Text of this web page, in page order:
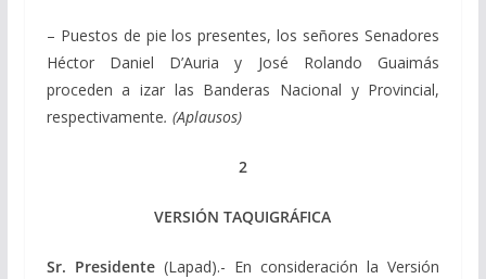
– Puestos de pie los presentes, los señores Senadores
Héctor Daniel D’Auria y José Rolando Guaimás
proceden a izar las Banderas Nacional y Provincial,
respectivamente. (Aplausos)
2
VERSIÓN TAQUIGRÁFICA
Sr. Presidente(Lapad).- En consideración la Versión